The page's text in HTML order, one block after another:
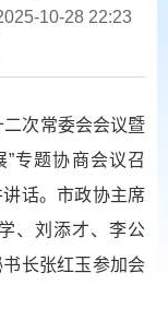
10-28 22:23
次常委会会议暨
专题协商会议召
话。市政协主席
、刘添才、李公
长张红玉参加会